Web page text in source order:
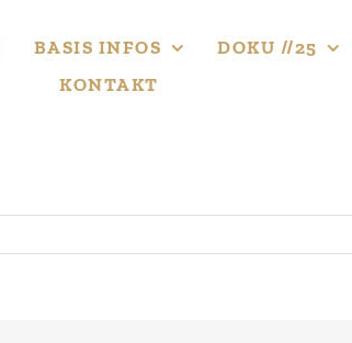
BASIS INFOS DOKU //25
KONTAKT